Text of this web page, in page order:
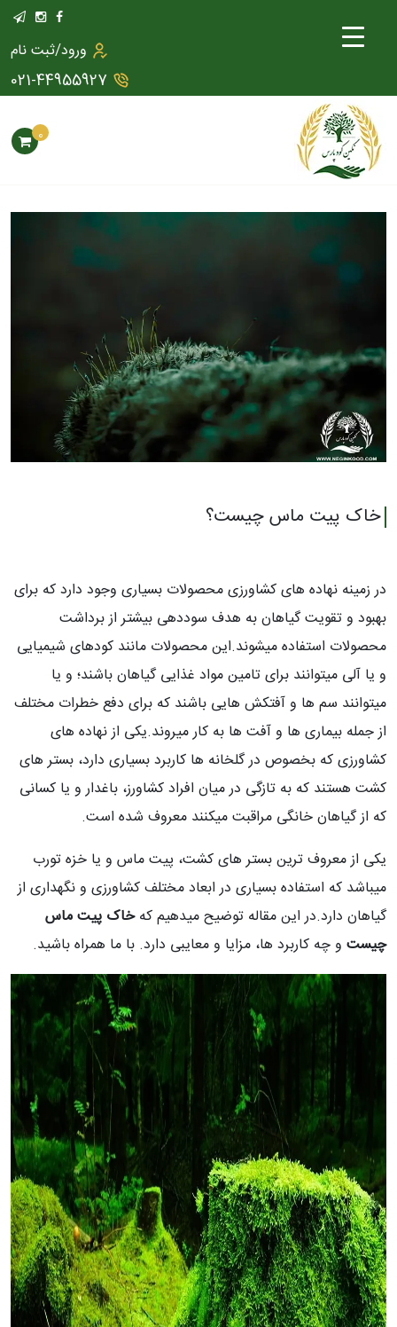
ورود/ثبت نام
021-44955927
0
خاک پیت ماس چیست؟
در زمینه نهاده های کشاورزی محصولات بسیاری وجود دارد که برای
بهبود و تقویت گیاهان به هدف سوددهی بیشتر از برداشت
محصولات استفاده میشوند.این محصولات مانند کودهای شیمیایی
و یا آلی میتوانند برای تامین مواد غذایی گیاهان باشند؛ و یا
میتوانند سم ها و آفتکش هایی باشند که برای دفع خطرات مختلف
از جمله بیماری ها و آفت ها به کار میروند.یکی از نهاده های
کشاورزی که بخصوص در گلخانه ها کاربرد بسیاری دارد، بستر های
کشت هستند که به تازگی در میان افراد کشاورز، باغدار و یا کسانی
که از گیاهان خانگی مراقبت میکنند معروف شده است.
یکی از معروف ترین بستر های کشت، پیت ماس و یا خزه تورب
میباشد که استفاده بسیاری در ابعاد مختلف کشاورزی و نگهداری از
گیاهان دارد.در این مقاله توضیح میدهیم کهخاک پیت ماس
چیست و چه کاربرد ها، مزایا و معایبی دارد. با ما همراه باشید.